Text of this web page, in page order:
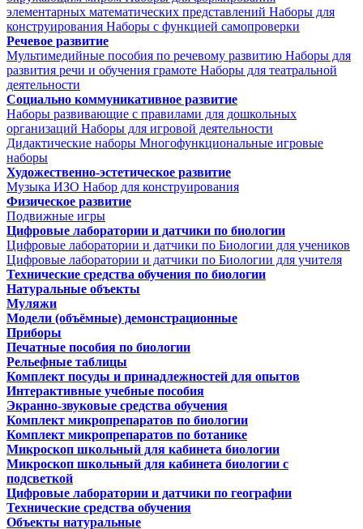
элементарных математических представлений Наборы для
конструирования Наборы с функцией самопроверки
Речевое развитие
Мультимедийные пособия по речевому развитию Наборы для
развития речи и обучения грамоте Наборы для театральной
деятельности
Социально коммуникативное развитие
Наборы развивающие с правилами для дошкольных
организаций Наборы для игровой деятельности
Дидактические наборы Многофункциональные игровые
наборы
Художественно-эстетическое развитие
Музыка ИЗО Набор для конструирования
Физическое развитие
Подвижные игры
Цифровые лаборатории и датчики по биологии
Цифровые лаборатории и датчики по Биологии для учеников
Цифровые лаборатории и датчики по Биологии для учителя
Технические средства обучения по биологии
Натуральные объекты
Муляжи
Модели (объёмные) демонстрационные
Приборы
Печатные пособия по биологии
Рельефные таблицы
Комплект посуды и принадлежностей для опытов
Интерактивные учебные пособия
Экранно-звуковые средства обучения
Комплект микропрепаратов по биологии
Комплект микропрепаратов по ботанике
Микроскоп школьный для кабинета биологии
Микроскоп школьный для кабинета биологии с
подсветкой
Цифровые лаборатории и датчики по географии
Технические средства обучения
Объекты натуральные